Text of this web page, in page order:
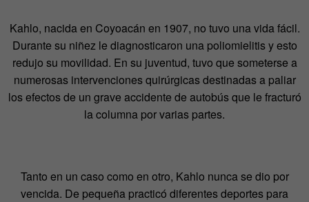
Kahlo, nacida en Coyoacán en 1907, no tuvo una vida fácil.
Durante su niñez le diagnosticaron una poliomielitis y esto
redujo su movilidad. En su juventud, tuvo que someterse a
numerosas intervenciones quirúrgicas destinadas a paliar
los efectos de un grave accidente de autobús que le fracturó
la columna por varias partes.
Tanto en un caso como en otro, Kahlo nunca se dio por
vencida. De pequeña practicó diferentes deportes para